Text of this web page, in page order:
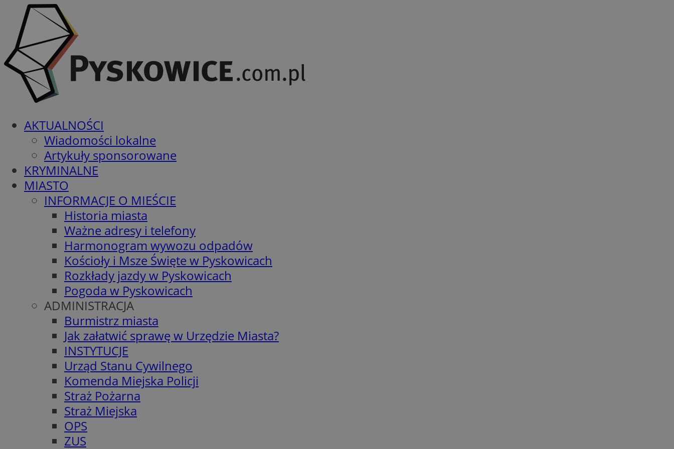
AKTUALNOŚCI
Wiadomości lokalne
Artykuły sponsorowane
KRYMINALNE
MIASTO
INFORMACJE O MIEŚCIE
Historia miasta
Ważne adresy i telefony
Harmonogram wywozu odpadów
Kościoły i Msze Święte w Pyskowicach
Rozkłady jazdy w Pyskowicach
Pogoda w Pyskowicach
ADMINISTRACJA
Burmistrz miasta
Jak załatwić sprawę w Urzędzie Miasta?
INSTYTUCJE
Urząd Stanu Cywilnego
Komenda Miejska Policji
Straż Pożarna
Straż Miejska
OPS
ZUS